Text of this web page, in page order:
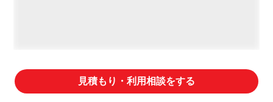
見積もり・利用相談をする